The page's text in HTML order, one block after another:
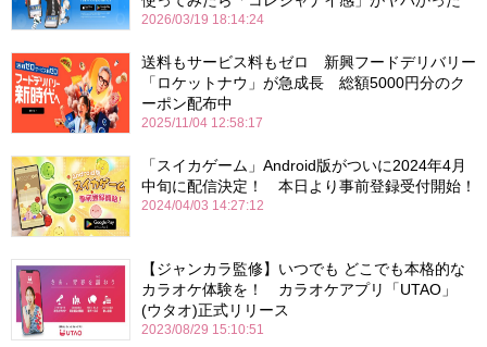
2026/03/19 18:14:24
送料もサービス料もゼロ 新興フードデリバリー
「ロケットナウ」が急成長 総額5000円分のク
ーポン配布中
2025/11/04 12:58:17
「スイカゲーム」Android版がついに2024年4月
中旬に配信決定！ 本日より事前登録受付開始！
2024/04/03 14:27:12
【ジャンカラ監修】いつでも どこでも本格的な
カラオケ体験を！ カラオケアプリ「UTAO」
(ウタオ)正式リリース
2023/08/29 15:10:51